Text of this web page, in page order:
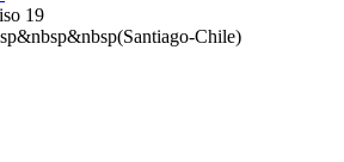
19
Chile)